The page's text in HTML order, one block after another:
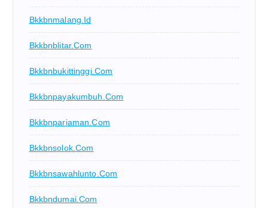
Bkkbnmalang.id
Bkkbnblitar.com
Bkkbnbukittinggi.com
Bkkbnpayakumbuh.com
Bkkbnpariaman.com
Bkkbnsolok.com
Bkkbnsawahlunto.com
Bkkbndumai.com